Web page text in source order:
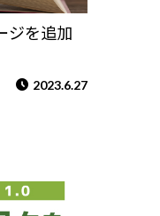
ジを追加
2023.6.27